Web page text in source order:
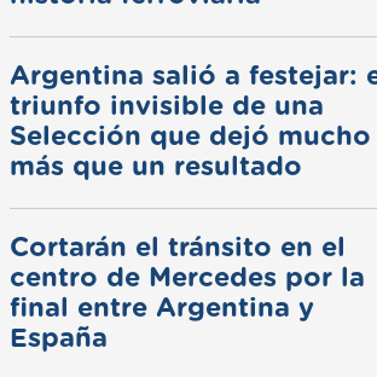
Argentina salió a festejar:
triunfo invisible de una
Selección que dejó mucho
más que un resultado
Cortarán el tránsito en el
centro de Mercedes por la
final entre Argentina y
España